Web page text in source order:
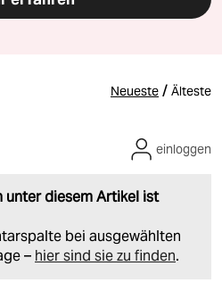
Neueste / Älteste
unter diesem Artikel ist
bei ausgewählten
– hier sind sie zu finden.
einloggen